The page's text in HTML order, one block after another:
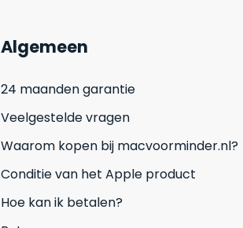
Algemeen
24 maanden garantie
Veelgestelde vragen
Waarom kopen bij macvoorminder.nl?
Conditie van het Apple product
Hoe kan ik betalen?